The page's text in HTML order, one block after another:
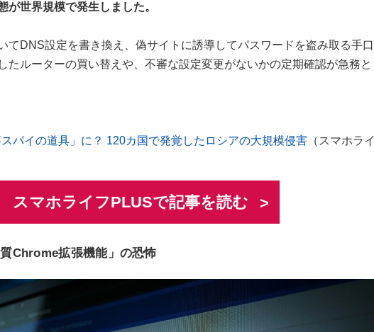
が世界規模で発生しました。
てDNS設定を書き換え、偽サイトに誘導してパスワードを盗み取る手口
たルーターの買い替えや、不審な設定変更がないかの定期確認が急務と
パイの道具」に？ 120カ国で発覚したロシアの大規模侵害（スマホライ
スマホライフPLUSで記事を読む
Chrome拡張機能」の恐怖